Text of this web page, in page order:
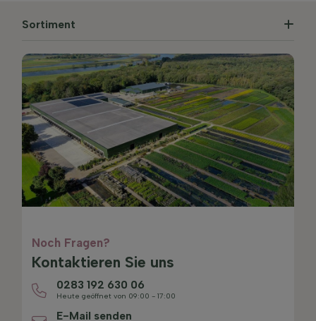
Sortiment
Noch Fragen?
Kontaktieren Sie uns
0283 192 630 06
Heute geöffnet von 09:00 - 17:00
E-Mail senden